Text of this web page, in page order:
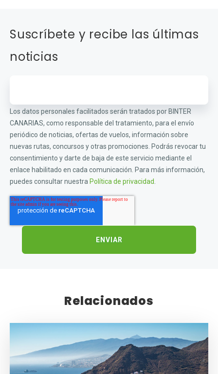
Suscríbete y recibe las últimas
noticias
Los datos personales facilitados serán tratados por BINTER
CANARIAS, como responsable del tratamiento, para el envío
periódico de noticias, ofertas de vuelos, información sobre
nuevas rutas, concursos y otras promociones. Podrás revocar tu
consentimiento y darte de baja de este servicio mediante el
enlace habilitado en cada comunicación. Para más información,
puedes consultar nuestra Política de privacidad.
Relacionados